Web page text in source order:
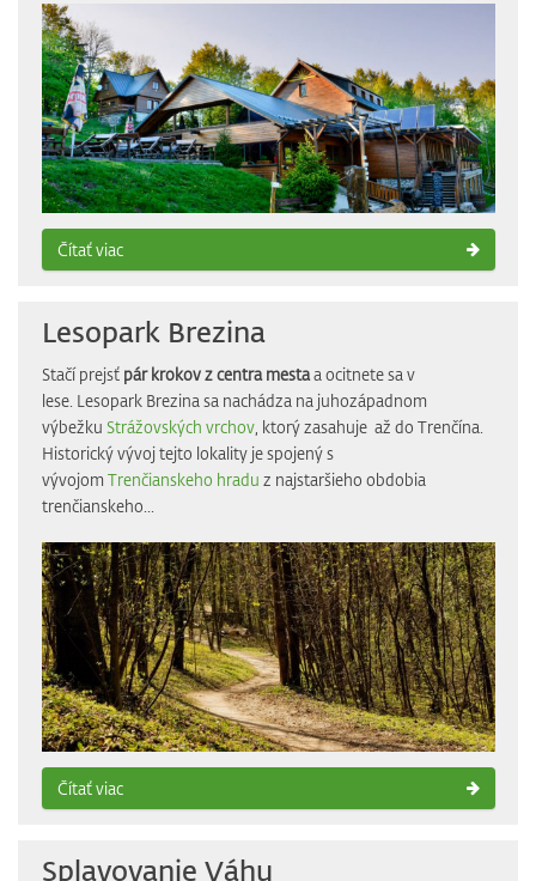
Čítať viac
Lesopark Brezina
Stačí prejsťpár krokov z centra mestaa ocitnete sa v
lese. Lesopark Brezina sa nachádza na juhozápadnom
výbežku Strážovských vrchov, ktorý zasahuje až do Trenčína.
Historický vývoj tejto lokality je spojený s
vývojom Trenčianskeho hradu z najstaršieho obdobia
trenčianskeho...
Čítať viac
Splavovanie Váhu